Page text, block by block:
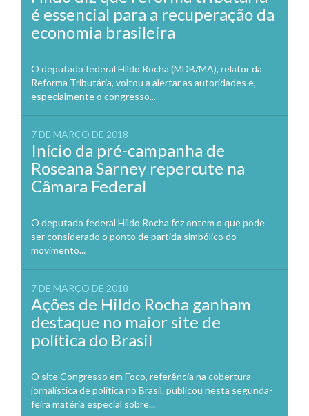
é essencial para a recuperação da
economia brasileira
O deputado federal Hildo Rocha (MDB/MA), relator da
Reforma Tributária, voltou a alertar as autoridades e,
especialmente o congresso...
7 DE MARÇO DE 2018
Início da pré-campanha de
Roseana Sarney repercute na
Câmara Federal
O deputado federal Hildo Rocha fez ontem o que pode
ser considerado o ponto de partida simbólico do
movimento...
7 DE MARÇO DE 2018
Ações de Hildo Rocha ganham
destaque no maior site de
política do Brasil
O site Congresso em Foco, referência na cobertura
jornalística de política no Brasil, publicou nesta segunda-
feira matéria especial sobre...